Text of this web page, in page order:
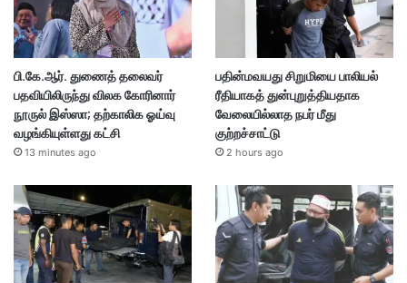
பி.கே.ஆர். துணைத் தலைவர்
பதவியிலிருந்து விலக கோரினார்
நூருல் இஸ்ஸா; தற்காலிக ஓய்வு
வழங்கியுள்ளது கட்சி
13 minutes ago
பதின்மவயது சிறுமியை பாலியல்
ரீதியாகத் துன்புறுத்தியதாக
வேலையில்லாத நபர் மீது
குற்றச்சாட்டு
2 hours ago